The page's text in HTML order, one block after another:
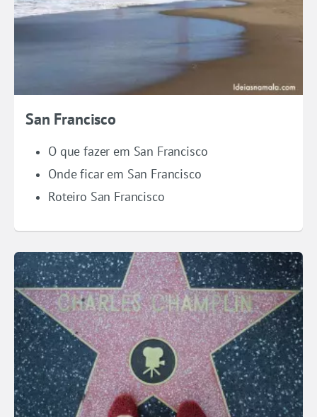
San Francisco
O que fazer em San Francisco
Onde ficar em San Francisco
Roteiro San Francisco